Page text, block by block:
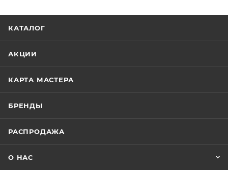
КАТАЛОГ
АКЦИИ
КАРТА МАСТЕРА
БРЕНДЫ
РАСПРОДАЖА
О НАС